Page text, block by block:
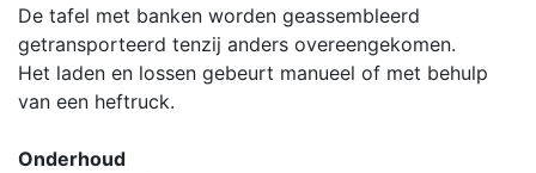
De tafel met banken worden geassembleerd
getransporteerd tenzij anders overeengekomen.
Het laden en lossen gebeurt manueel of met behulp
van een heftruck.
Onderhoud